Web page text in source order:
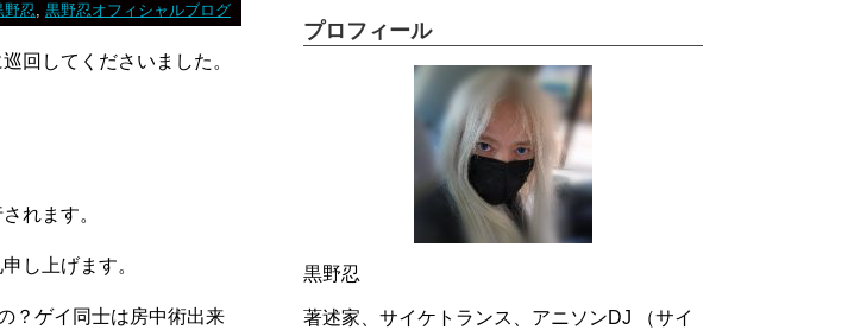
野忍, 黒野忍オフィシャルブログ
回してくださいました。
れます。
し上げます。
？ゲイ同士は房中術出来
プロフィール
黒野忍
著述家、サイケトランス、アニソンDJ （サイ